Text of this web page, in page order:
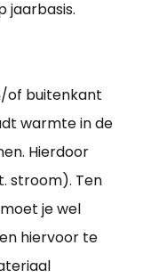
jaarbasis.
of buitenkant
warmte in de
Hierdoor
stroom). Ten
je wel
hiervoor te